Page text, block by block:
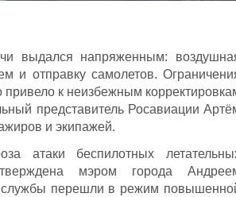
выдался напряженным:
и отправку самолетов.
привело к неизбежным
представитель Росавиации
и экипажей.
атаки беспилотных
мэром города
перешли в режим